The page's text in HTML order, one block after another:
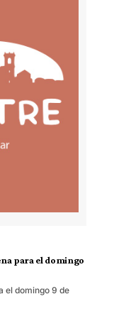
para el domingo
el domingo 9 de